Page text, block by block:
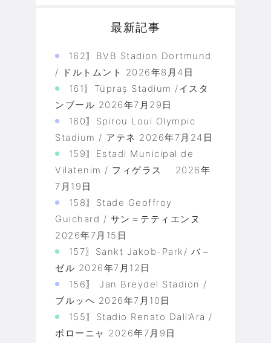
最新記事
162〗BVB Stadion Dortmund
/ ドルトムント 2026年8月4日
161〗Tüpraş Stadium /イスタ
ンブール 2026年7月29日
160〗Spirou Loui Olympic
Stadium / アテネ 2026年7月24日
159〗Estadi Municipal de
Vilatenim / フィゲラス
2026年
7月19日
158〗Stade Geoffroy
Guichard / サン＝テティエンヌ
2026年7月15日
157〗Sankt Jakob-Park/ バ－
ゼル 2026年7月12日
156〗 Jan Breydel Stadion /
ブルッヘ 2026年7月10日
155〗Stadio Renato Dall’Ara /
ボローニャ 2026年7月9日